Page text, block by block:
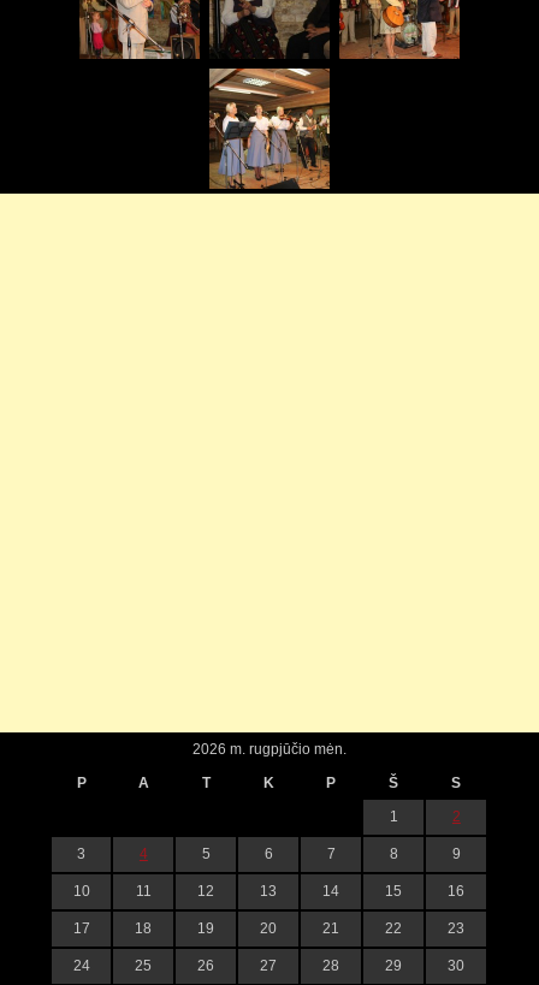
2026 m. rugpjūčio mėn.
P
A T K P Š
S
1
2
3 4 5 6 7 8 9
10 11 12 13 14 15 16
17 18 19 20 21 22 23
24 25 26 27 28 29 30